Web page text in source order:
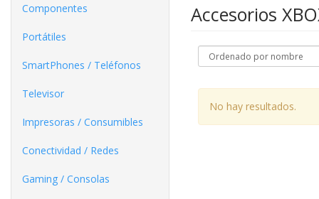
Componentes
Portátiles
SmartPhones / Teléfonos
Televisor
Impresoras / Consumibles
Conectividad / Redes
Gaming / Consolas
Accesorios
No hay resultados.